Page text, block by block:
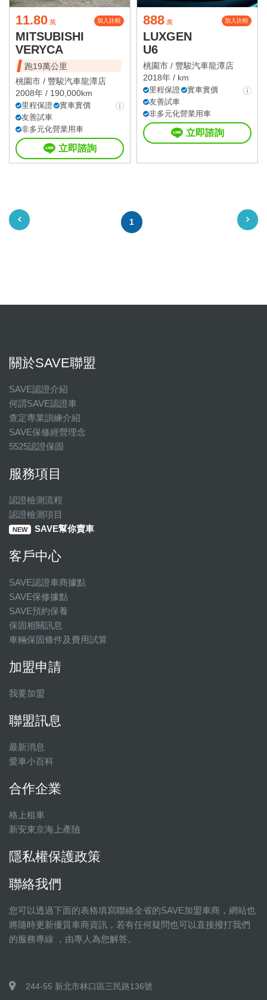
11.80 萬 加入比較
MITSUBISHI
VERYCA
跑19萬公里
桃園市 / 豐駿汽車龍潭店
2008年 / 190,000km
里程保證
實車實價
友善試車
非多元化營業用車
立即諮詢
888 萬 加入比較
LUXGEN
U6
桃園市 / 豐駿汽車龍潭店
2018年 / km
里程保證
實車實價
友善試車
非多元化營業用車
立即諮詢
1
關於SAVE聯盟
SAVE認證介紹
何謂SAVE認證車
查定專業訓練介紹
SAVE保修經營理念
5525認證保固
服務項目
認證檢測流程
認證檢測項目
NEW SAVE幫你賣車
客戶中心
SAVE認證車商據點
SAVE保修據點
SAVE預約保養
保固相關訊息
車輛保固條件及費用試算
加盟申請
我要加盟
聯盟訊息
最新消息
愛車小百科
合作企業
格上租車
新安東京海上產險
隱私權保護政策
聯絡我們
您可以透過下面的表格填寫聯絡全省的SAVE加盟車商，網站也
將隨時更新優質車商資訊，若有任何疑問也可以直接撥打我們
的服務專線 ，由專人為您解答。
244-55 新北市林口區三民路136號